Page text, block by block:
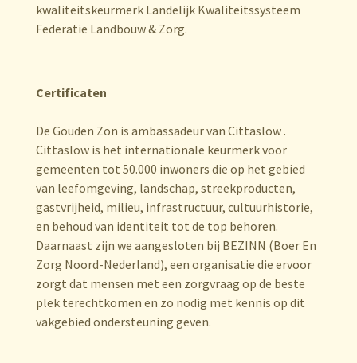
kwaliteitskeurmerk Landelijk Kwaliteitssysteem
Federatie Landbouw & Zorg.
Certificaten
De Gouden Zon is ambassadeur van Cittaslow .
Cittaslow is het internationale keurmerk voor
gemeenten tot 50.000 inwoners die op het gebied
van leefomgeving, landschap, streekproducten,
gastvrijheid, milieu, infrastructuur, cultuurhistorie,
en behoud van identiteit tot de top behoren.
Daarnaast zijn we aangesloten bij BEZINN (Boer En
Zorg Noord-Nederland), een organisatie die ervoor
zorgt dat mensen met een zorgvraag op de beste
plek terechtkomen en zo nodig met kennis op dit
vakgebied ondersteuning geven.